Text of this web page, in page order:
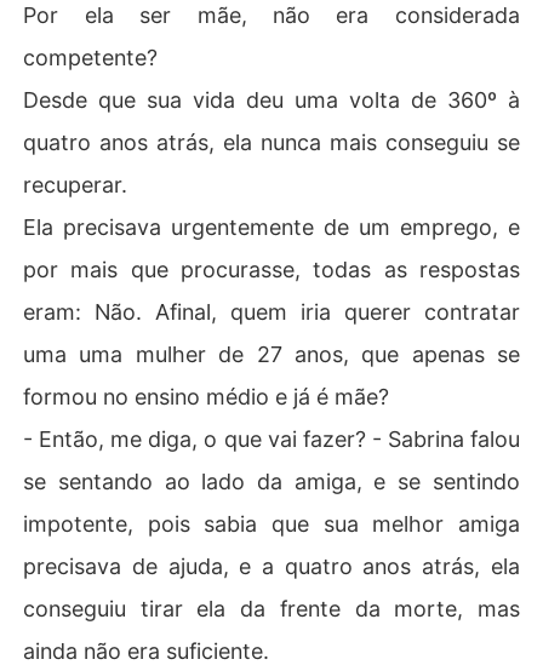
Por ela ser mãe, não era considerada
competente?
Desde que sua vida deu uma volta de 360º à
quatro anos atrás, ela nunca mais conseguiu se
recuperar.
Ela precisava urgentemente de um emprego, e
por mais que procurasse, todas as respostas
eram: Não. Afinal, quem iria querer contratar
uma uma mulher de 27 anos, que apenas se
formou no ensino médio e já é mãe?
- Então, me diga, o que vai fazer? - Sabrina falou
se sentando ao lado da amiga, e se sentindo
impotente, pois sabia que sua melhor amiga
precisava de ajuda, e a quatro anos atrás, ela
conseguiu tirar ela da frente da morte, mas
ainda não era suficiente.